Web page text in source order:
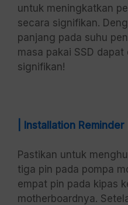
untuk meningkatkan
secara signifikan.
panjang pada suhu
masa pakai SSD
signifikan!
| Installation Reminder |
Pastikan untuk
tiga pin pada pompa
empat pin pada kipas
motherboardnya.